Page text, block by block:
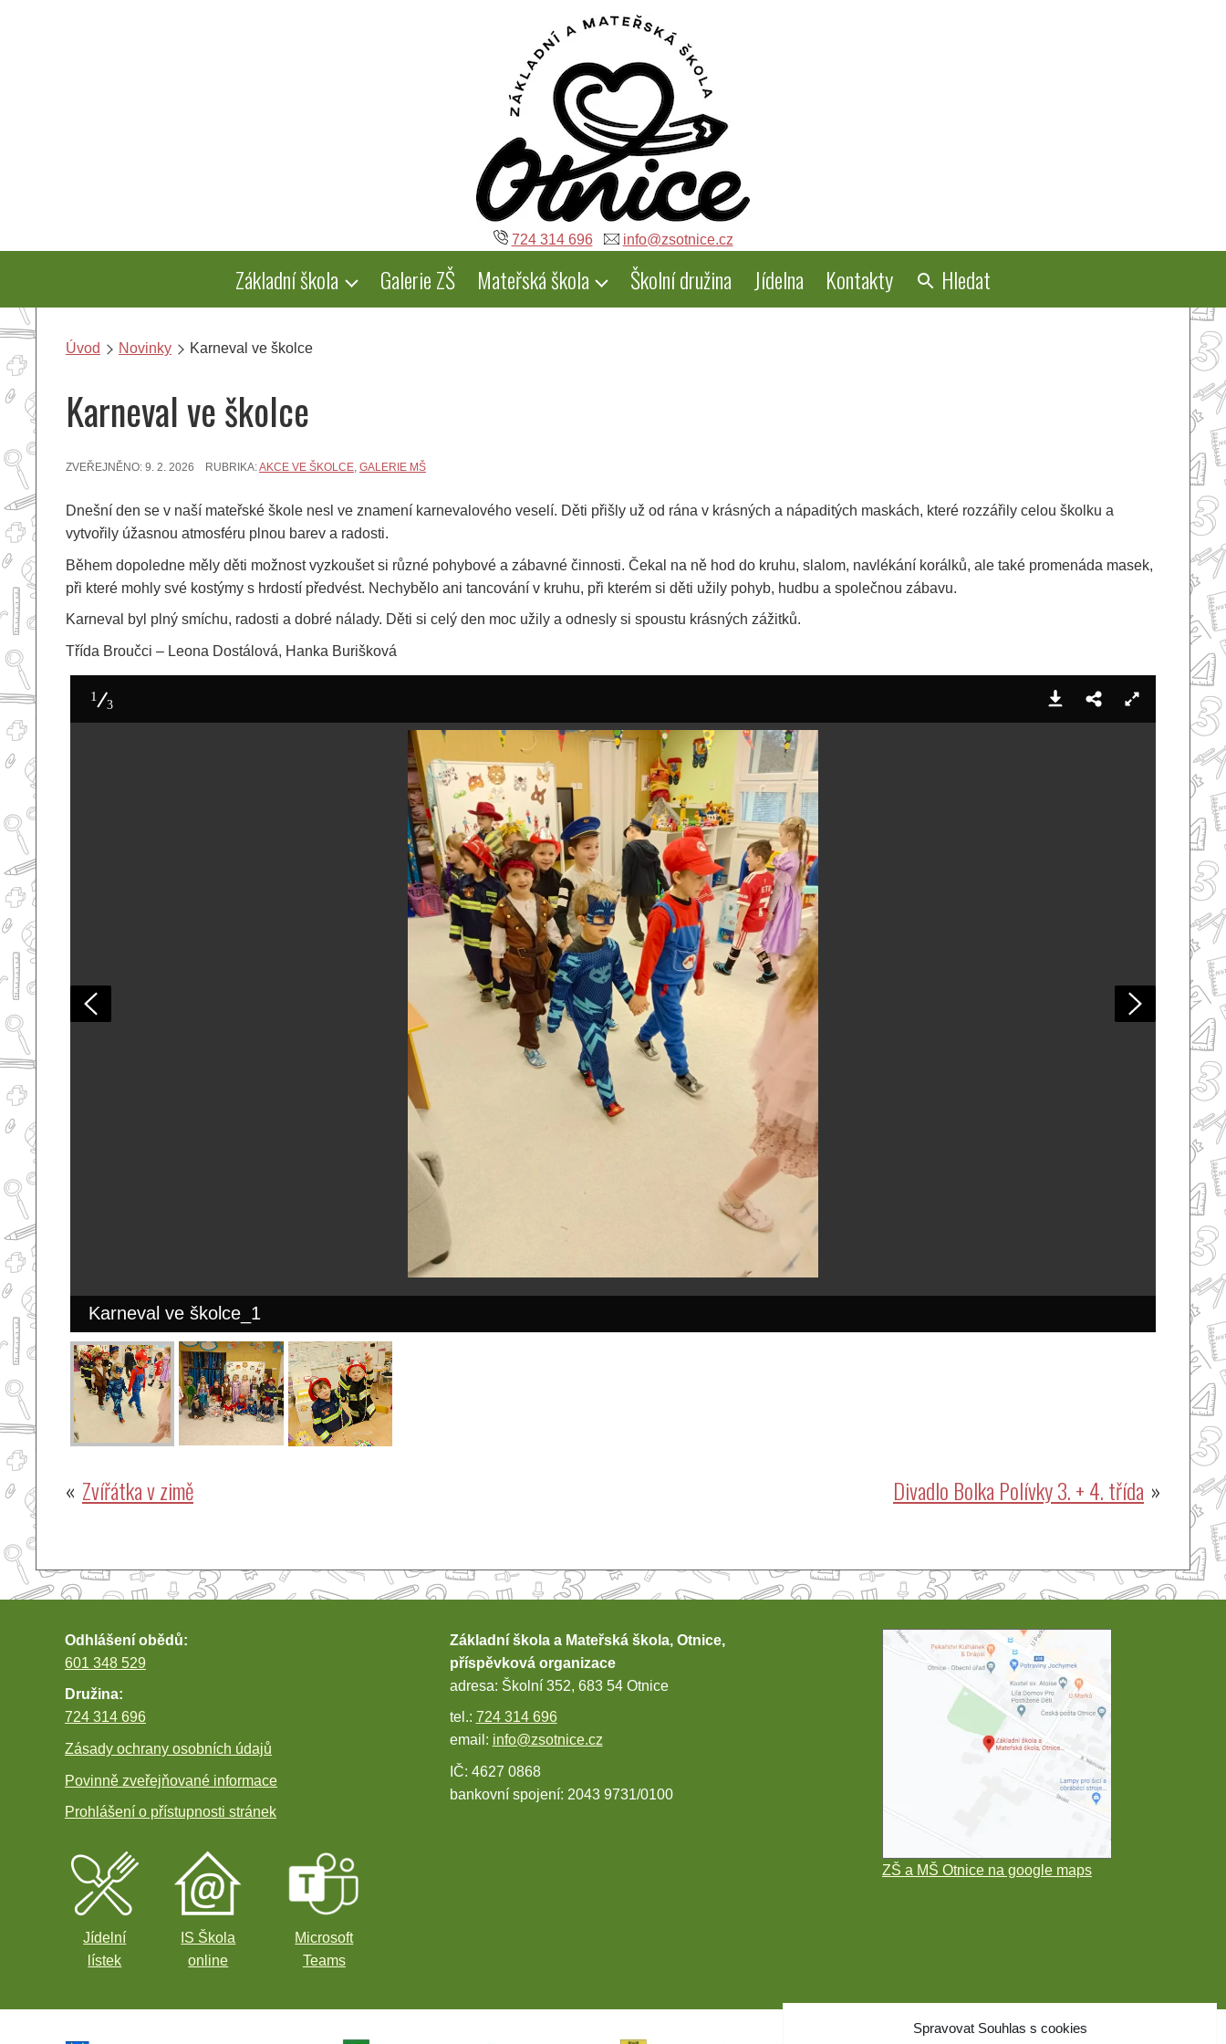
Spravovat Souhlas s cookies
724 314 696 info@zsotnice.cz
Základní škola Galerie ZŠ Mateřská škola Školní družina Jídelna Kontakty Hledat
Úvod Novinky Karneval ve školce
Karneval ve školce
ZVEŘEJNĚNO: 9. 2. 2026 RUBRIKA:AKCE VE ŠKOLCE, GALERIE MŠ
Dnešní den se v naší mateřské škole nesl ve znamení karnevalového veselí. Děti přišly už od rána v krásných a nápaditých maskách, které rozzářily celou školku a
vytvořily úžasnou atmosféru plnou barev a radosti.
Během dopoledne měly děti možnost vyzkoušet si různé pohybové a zábavné činnosti. Čekal na ně hod do kruhu, slalom, navlékání korálků, ale také promenáda masek,
při které mohly své kostýmy s hrdostí předvést. Nechybělo ani tancování v kruhu, při kterém si děti užily pohyb, hudbu a společnou zábavu.
Karneval byl plný smíchu, radosti a dobré nálady. Děti si celý den moc užily a odnesly si spoustu krásných zážitků.
Třída Broučci – Leona Dostálová, Hanka Burišková
1
3
Karneval ve školce_1
Navigace
příspěvek
Zvířátka v zimě Divadlo Bolka Polívky 3. + 4. třída
Odhlášení obědů:
601 348 529
Družina:
724 314 696
Zásady ochrany osobních údajů
Povinně zveřejňované informace
Prohlášení o přístupnosti stránek
Jídelní
lístek
IS Škola
online
Microsoft
Teams
Základní škola a Mateřská škola, Otnice,
příspěvková organizace
adresa: Školní 352, 683 54 Otnice
tel.: 724 314 696
email: info@zsotnice.cz
IČ: 4627 0868
bankovní spojení: 2043 9731/0100
ZŠ a MŠ Otnice na google maps